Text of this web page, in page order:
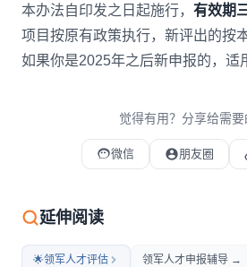
本办法自印发之日起施行， 有效期
项目按原有政策执行，新评出的按
如果你是2025年之后新申报的，适
觉得有用？分享给需要
微信 朋友圈
微信扫码打开本文
延伸阅读
🌟领军人才评估 领军人才申报辅导 →